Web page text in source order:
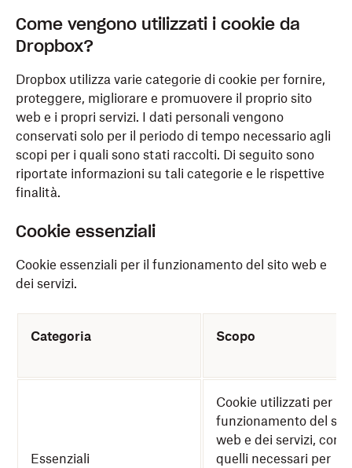
Come vengono utilizzati i cookie da
Dropbox?
Dropbox utilizza varie categorie di cookie per fornire,
proteggere, migliorare e promuovere il proprio sito
web e i propri servizi. I dati personali vengono
conservati solo per il periodo di tempo necessario agli
scopi per i quali sono stati raccolti. Di seguito sono
riportate informazioni su tali categorie e le rispettive
finalità.
Cookie essenziali
Cookie essenziali per il funzionamento del sito web e
dei servizi.
Categoria Scopo
Essenziali
Cookie utilizzati per il
funzionamento del sito
web e dei servizi, come
quelli necessari per